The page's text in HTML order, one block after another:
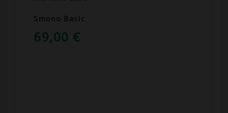
Smono Basic
69,00 €